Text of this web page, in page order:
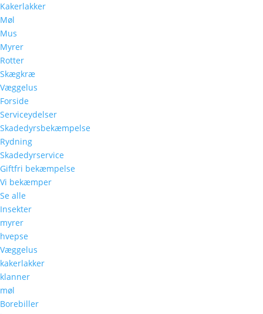
Kakerlakker
Møl
Mus
Myrer
Rotter
Skægkræ
Væggelus
Forside
Serviceydelser
Skadedyrsbekæmpelse
Rydning
Skadedyrservice
Giftfri bekæmpelse
Vi bekæmper
Se alle
Insekter
myrer
hvepse
Væggelus
kakerlakker
klanner
møl
Borebiller